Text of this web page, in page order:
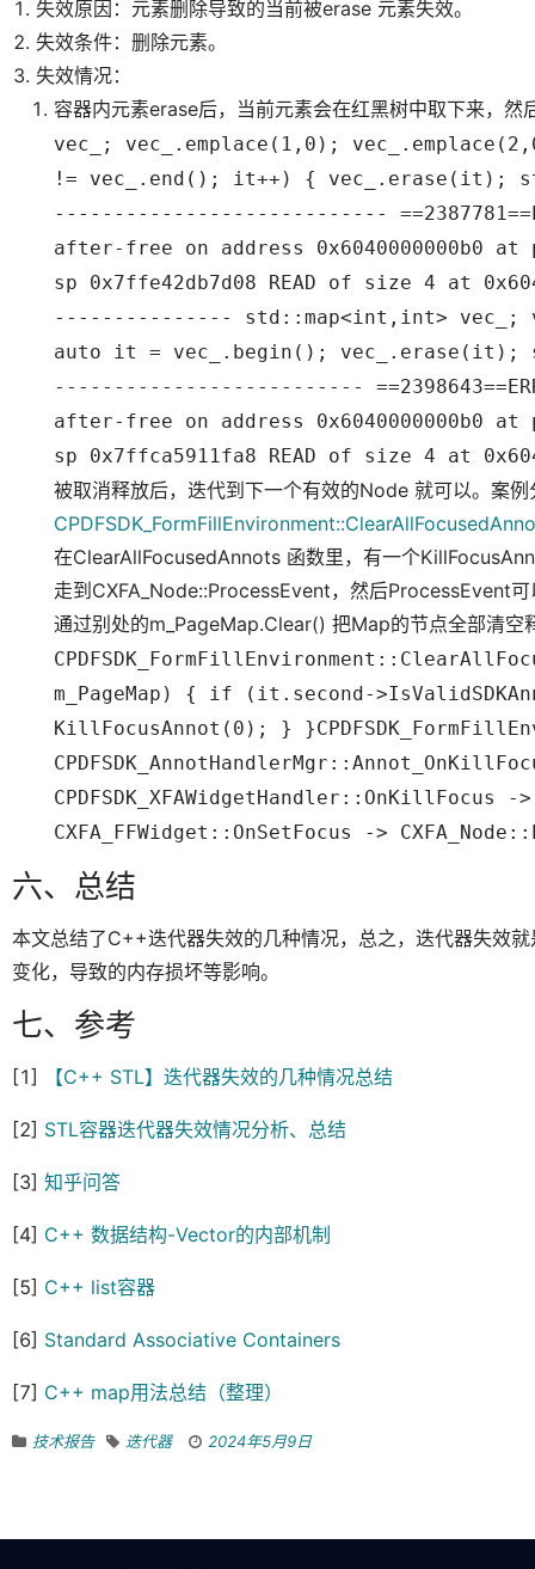
失效原因：元素删除导致的当前被erase 元素失效。
失效条件：删除元素。
失效情况：
容器内元素erase后，当前元素会在红黑树中取下来，然
vec_; vec_.emplace(1,0);
!= vec_.end(); it++) { vec_.erase(it);
----------------------------
after-free on address 0x6040000000b0 at
sp 0x7ffe42db7d08 READ of size 4 at
--------------- std::map<int,int> vec_;
auto it = vec_.begin();
--------------------------
after-free on address 0x6040000000b0 at
sp 0x7ffca5911fa8 READ of size 4 at
被取消释放后，迭代到下一个有效的Node 就可以。案例
在ClearAllFocusedAnnots 函数里，有一个
走到CXFA_Node::ProcessEvent，然后ProcessEvent
通过别处的m_PageMap.Clear() 把Map的节点全部清空
m_PageMap) { if (it.second-
KillFocusAnnot(0); }
CPDFSDK_XFAWidgetHandler::OnKillFocus -
CXFA_FFWidget::OnSetFocus ->
六、总结
本文总结了C++迭代器失效的几种情况，总之，迭代器失效
变化，导致的内存损坏等影响。
七、参考
[1] 【C++ STL】迭代器失效的几种情况总结
[2] STL容器迭代器失效情况分析、总结
[3] 知乎问答
[4] C++ 数据结构-Vector的内部机制
[5] C++ list容器
[6] Standard Associative Containers
[7] C++ map用法总结（整理）
技术报告 迭代器 2024年5月9日